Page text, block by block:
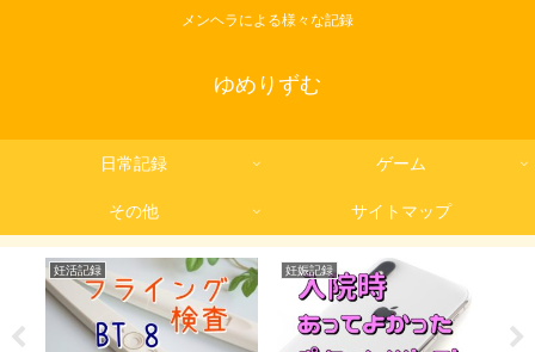
メンヘラによる様々な記録
ゆめりずむ
日常記録 ゲーム
その他 サイトマップ
妊活記録 妊娠記録